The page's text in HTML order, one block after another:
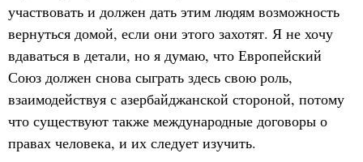
участвовать и должен дать этим людям возможность
вернуться домой, если они этого захотят. Я не хочу
вдаваться в детали, но я думаю, что Европейский
Союз должен снова сыграть здесь свою роль,
взаимодействуя с азербайджанской стороной, потому
что существуют также международные договоры о
правах человека, и их следует изучить.